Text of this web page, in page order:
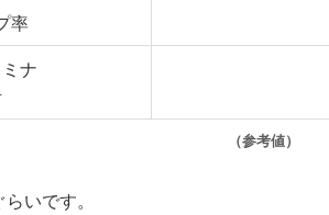
率
ナ
（参考値）
いです。